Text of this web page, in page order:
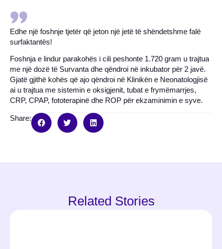
Edhe një foshnje tjetër që jeton një jetë të shëndetshme falë
surfaktantës!
Foshnja e lindur parakohës i cili peshonte 1.720 gram u trajtua
me një dozë të Survanta dhe qëndroi në inkubator për 2 javë.
Gjatë gjithë kohës që ajo qëndroi në Klinikën e Neonatologjisë
ai u trajtua me sistemin e oksigjenit, tubat e frymëmarrjes,
CRP, CPAP, fototerapinë dhe ROP për ekzaminimin e syve.
Share:
Related Stories